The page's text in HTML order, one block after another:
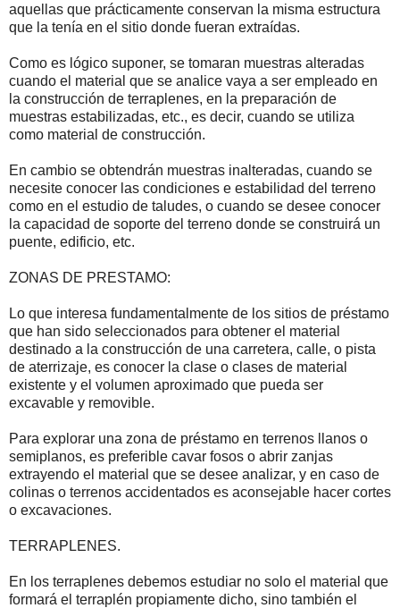
aquellas que prácticamente conservan la misma estructura
que la tenía en el sitio donde fueran extraídas.
Como es lógico suponer, se tomaran muestras alteradas
cuando el material que se analice vaya a ser empleado en
la construcción de terraplenes, en la preparación de
muestras estabilizadas, etc., es decir, cuando se utiliza
como material de construcción.
En cambio se obtendrán muestras inalteradas, cuando se
necesite conocer las condiciones e estabilidad del terreno
como en el estudio de taludes, o cuando se desee conocer
la capacidad de soporte del terreno donde se construirá un
puente, edificio, etc.
ZONAS DE PRESTAMO:
Lo que interesa fundamentalmente de los sitios de préstamo
que han sido seleccionados para obtener el material
destinado a la construcción de una carretera, calle, o pista
de aterrizaje, es conocer la clase o clases de material
existente y el volumen aproximado que pueda ser
excavable y removible.
Para explorar una zona de préstamo en terrenos llanos o
semiplanos, es preferible cavar fosos o abrir zanjas
extrayendo el material que se desee analizar, y en caso de
colinas o terrenos accidentados es aconsejable hacer cortes
o excavaciones.
TERRAPLENES.
En los terraplenes debemos estudiar no solo el material que
formará el terraplén propiamente dicho, sino también el